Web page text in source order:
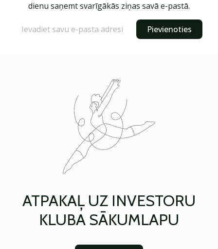
dienu saņemt svarīgākās ziņas savā e-pastā.
Pievienoties
ATPAKAĻ UZ INVESTORU
KLUBA SĀKUMLAPU